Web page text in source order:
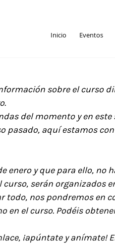
Inicio Eventos
sobre el curso
del momento y en este
pasado, aquí estamos
enero y que para ello, no
curso, serán organizados
todo, nos pondremos en
en el curso. Podéis
¡apúntate y anímate!